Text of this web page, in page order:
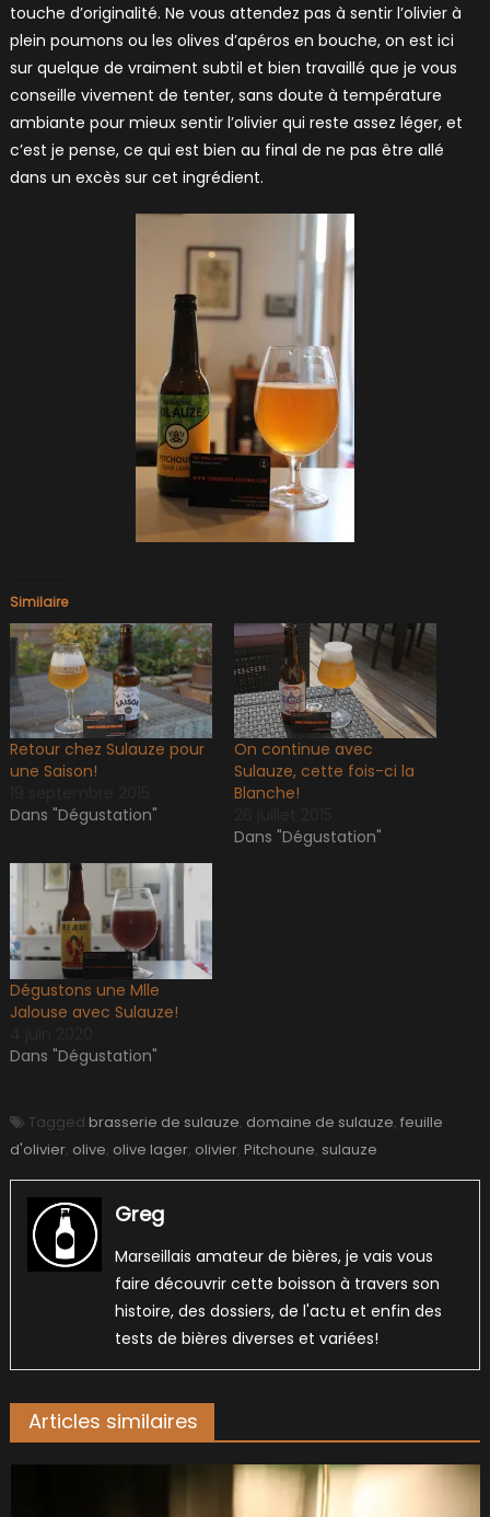
touche d’originalité. Ne vous attendez pas à sentir l’olivier à
plein poumons ou les olives d’apéros en bouche, on est ici
sur quelque de vraiment subtil et bien travaillé que je vous
conseille vivement de tenter, sans doute à température
ambiante pour mieux sentir l’olivier qui reste assez léger, et
c’est je pense, ce qui est bien au final de ne pas être allé
dans un excès sur cet ingrédient.
Similaire
Retour chez Sulauze pour
une Saison!
Dans "Dégustation"
On continue avec
Sulauze, cette fois-ci la
Blanche!
Dans "Dégustation"
Dégustons une Mlle
Jalouse avec Sulauze!
Dans "Dégustation"
Tagged brasserie de sulauze, domaine de sulauze, feuille
d'olivier, olive, olive lager, olivier, Pitchoune, sulauze
Greg
Marseillais amateur de bières, je vais vous
faire découvrir cette boisson à travers son
histoire, des dossiers, de l'actu et enfin des
tests de bières diverses et variées!
Articles similaires